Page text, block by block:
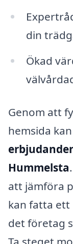
din
Ökad
Genom att
hemsida
Hummelsta
att jämföra
kan fatta
det företag